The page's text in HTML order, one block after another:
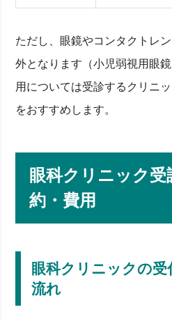
ただし、眼鏡やコンタクトレ
外となります（小児弱視用眼
用については受診するクリニ
をおすすめします。
眼科クリニック
約・費用
眼科クリニックの
流れ